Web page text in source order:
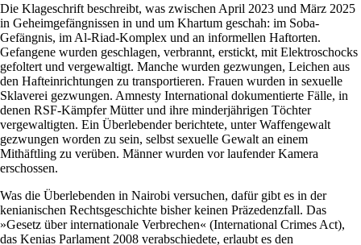
Die Klageschrift beschreibt, was zwischen April 2023 und März 2025
in Geheimgefängnissen in und um Khartum geschah: im Soba-
Gefängnis, im Al-Riad-Komplex und an informellen Haftorten.
Gefangene wurden geschlagen, verbrannt, erstickt, mit Elektroschocks
gefoltert und vergewaltigt. Manche wurden gezwungen, Leichen aus
den Hafteinrichtungen zu transportieren. Frauen wurden in sexuelle
Sklaverei gezwungen. Amnesty International dokumentierte Fälle, in
denen RSF-Kämpfer Mütter und ihre minderjährigen Töchter
vergewaltigten. Ein Überlebender berichtete, unter Waffengewalt
gezwungen worden zu sein, selbst sexuelle Gewalt an einem
Mithäftling zu verüben. Männer wurden vor laufender Kamera
erschossen.
Was die Überlebenden in Nairobi versuchen, dafür gibt es in der
kenianischen Rechtsgeschichte bisher keinen Präzedenzfall. Das
»Gesetz über internationale Verbrechen« (International Crimes Act),
das Kenias Parlament 2008 verabschiedete, erlaubt es den